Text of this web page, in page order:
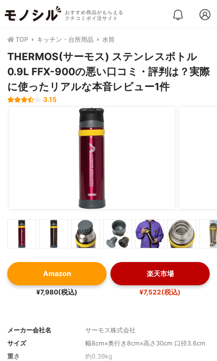
おすすめ商品がもらえる
クチコミポイ活サイト
TOP キッチン・台所用品 水筒
THERMOS(サーモス) ステンレスボトル
0.9L FFX-900の悪い口コミ・評判は？実際
に使ったリアルな本音レビュー1件
3.15
Amazon
¥7,980(税込)
楽天市場
¥7,522(税込)
メーカー会社名
サーモス株式会社
サイズ
幅8cm×奥行き8cm×高さ30cm 口径3.6cm
重さ
約0.39kg